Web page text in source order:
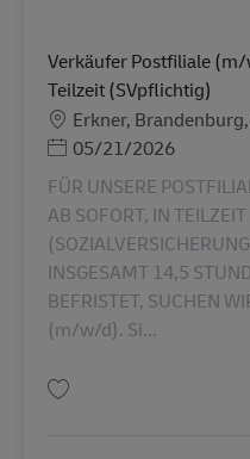
Verkäufer Postfiliale
Teilzeit (SVpflichtig)
勤務地
Erkner,
Posted Date
05/21/2026
FÜR UNSERE
AB SOFORT, IN TEILZEIT
INSGESAMT 14,5
BEFRISTET, SUCHEN
(m/w/d). Si...